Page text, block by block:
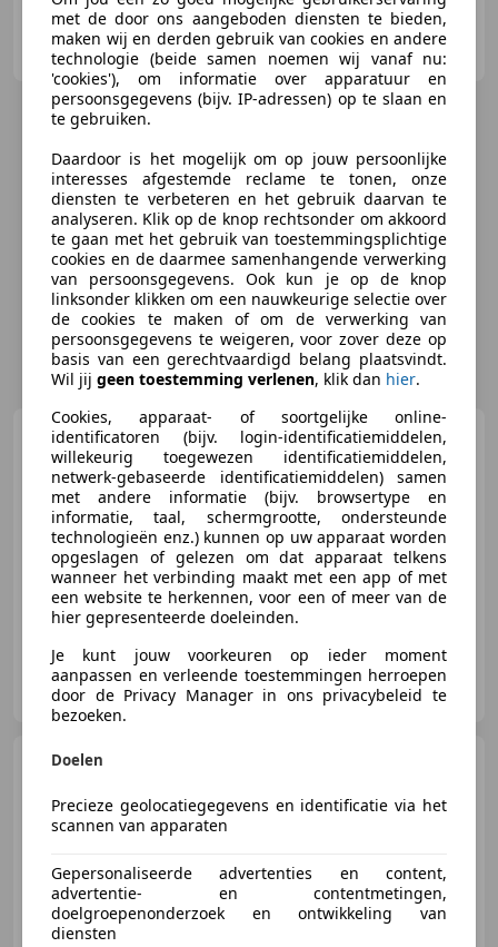
Exclusive Cars Vertriebs GmbH
AT-1230 Wien
Rolls-Royce Cullinan 6.7
€ 295.000
03/2020 59.127 km Benzine
Rolls-Royce Motor Cars Milan
IT-20142 Milano - MI
STRALIGHT 4 SEATS TV
€ 319.980
10/2020
met de door ons aangeboden diensten te bieden,
maken wij en derden gebruik van cookies en andere
technologie (beide samen noemen wij vanaf nu:
'cookies'), om informatie over apparatuur en
persoonsgegevens (bijv. IP-adressen) op te slaan en
te gebruiken.
Daardoor is het mogelijk om op jouw persoonlijke
interesses afgestemde reclame te tonen, onze
diensten te verbeteren en het gebruik daarvan te
analyseren. Klik op de knop rechtsonder om akkoord
te gaan met het gebruik van toestemmingsplichtige
cookies en de daarmee samenhangende verwerking
van persoonsgegevens. Ook kun je op de knop
linksonder klikken om een nauwkeurige selectie over
de cookies te maken of om de verwerking van
persoonsgegevens te weigeren, voor zover deze op
basis van een gerechtvaardigd belang plaatsvindt.
Wil jij geen toestemming verlenen, klik dan hier.
Cookies, apparaat- of soortgelijke online-
identificatoren (bijv. login-identificatiemiddelen,
willekeurig toegewezen identificatiemiddelen,
netwerk-gebaseerde identificatiemiddelen) samen
met andere informatie (bijv. browsertype en
informatie, taal, schermgrootte, ondersteunde
technologieën enz.) kunnen op uw apparaat worden
opgeslagen of gelezen om dat apparaat telkens
wanneer het verbinding maakt met een app of met
een website te herkennen, voor een of meer van de
hier gepresenteerde doeleinden.
Je kunt jouw voorkeuren op ieder moment
aanpassen en verleende toestemmingen herroepen
door de Privacy Manager in ons privacybeleid te
bezoeken.
Doelen
Precieze geolocatiegegevens en identificatie via het
scannen van apparaten
Gepersonaliseerde advertenties en content,
advertentie- en contentmetingen,
doelgroepenonderzoek en ontwikkeling van
diensten